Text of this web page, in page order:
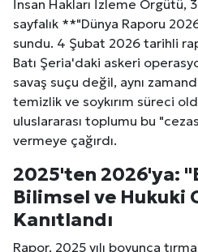
İnsan Hakları İzleme Örgütü,
sayfalık **"Dünya Raporu
sundu. 4 Şubat 2026 tarihli
Batı Şeria'daki askeri
savaş suçu değil, aynı
temizlik ve soykırım süreci
uluslararası toplumu bu
vermeye çağırdı.
2025'ten 2026'ya:
Bilimsel ve Hukuki
Kanıtlandı
Rapor, 2025 yılı boyunca